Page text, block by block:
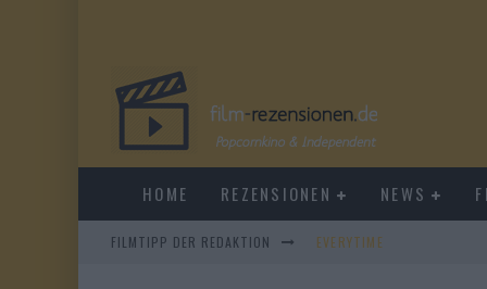
HOME REZENSIONEN NEWS
FILMTIPP DER REDAKTION EVERYTIME